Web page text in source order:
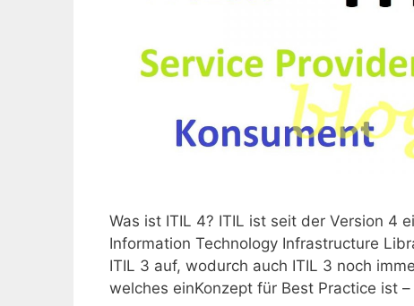
Was ist ITIL 4? ITIL ist seit der Version 4
Information Technology Infrastructure
ITIL 3 auf, wodurch auch ITIL 3 noch
welches einKonzept für Best Practice ist